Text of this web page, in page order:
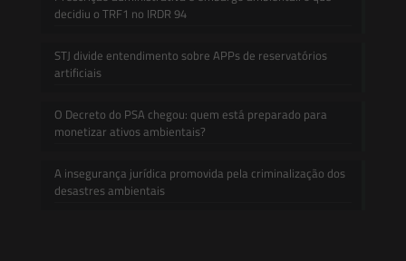
decidiu o TRF1 no IRDR 94
STJ divide entendimento sobre APPs de reservatórios
artificiais
O Decreto do PSA chegou: quem está preparado para
monetizar ativos ambientais?
A insegurança jurídica promovida pela criminalização dos
desastres ambientais